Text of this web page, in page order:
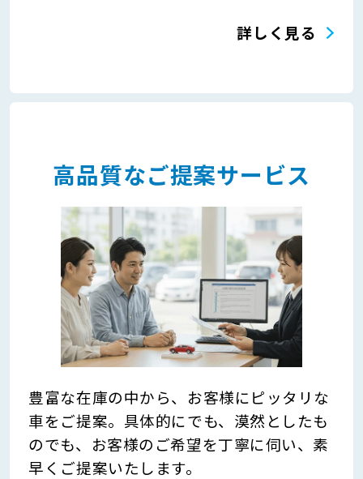
詳しく見る
高品質なご提案サービス
豊富な在庫の中から、お客様にピッタリな
車をご提案。具体的にでも、漠然としたも
のでも、お客様のご希望を丁寧に伺い、素
早くご提案いたします。